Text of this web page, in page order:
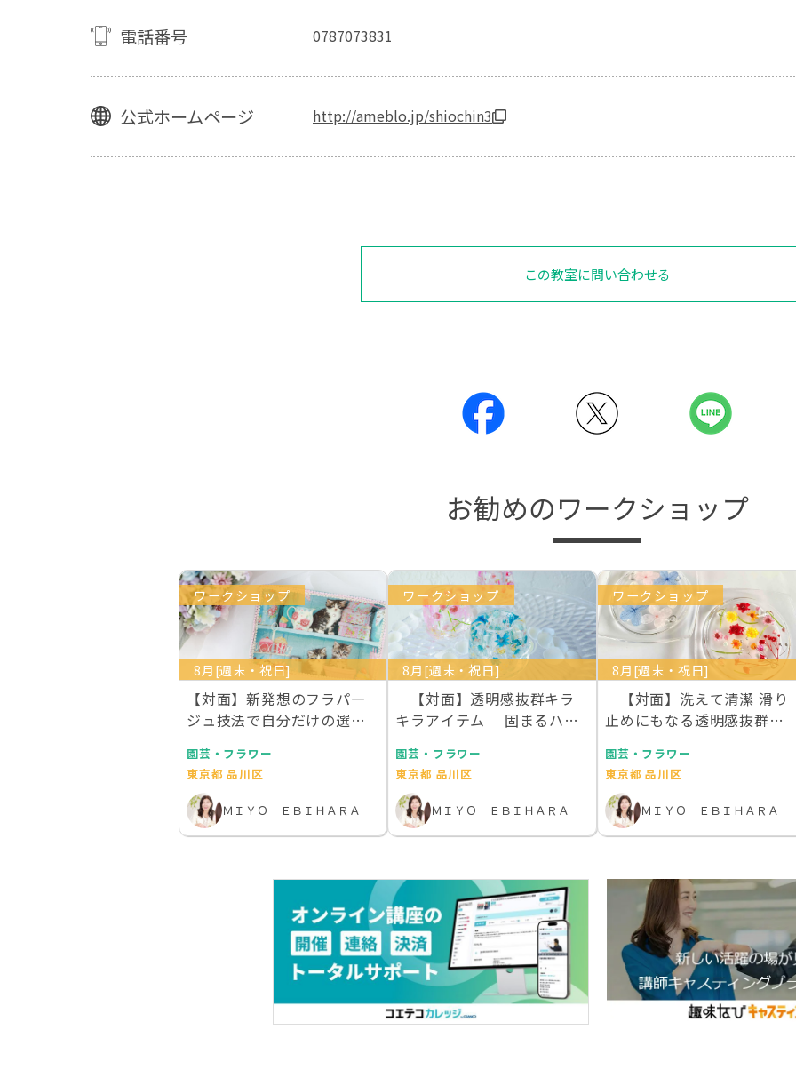
電話番号 0787073831
公式ホームページ http://ameblo.jp/shiochin3
この教室に問い合わせる
お勧めのワークショップ
ワークショップ
8月[週末・祝日]
【対面】新発想のフラパ―
ジュ技法で自分だけの選ん
園芸・フラワー
東京都 品川区
ＭＩＹＯ ＥＢＩＨＡＲＡ
ワークショップ
8月[週末・祝日]
【対面】透明感抜群キラ
キラアイテム 固まるハー
園芸・フラワー
東京都 品川区
ＭＩＹＯ ＥＢＩＨＡＲＡ
ワークショップ
8月[週末・祝日]
【対面】洗えて清潔 滑り
止めにもなる透明感抜群の
園芸・フラワー
東京都 品川区
ＭＩＹＯ ＥＢＩＨＡＲＡ